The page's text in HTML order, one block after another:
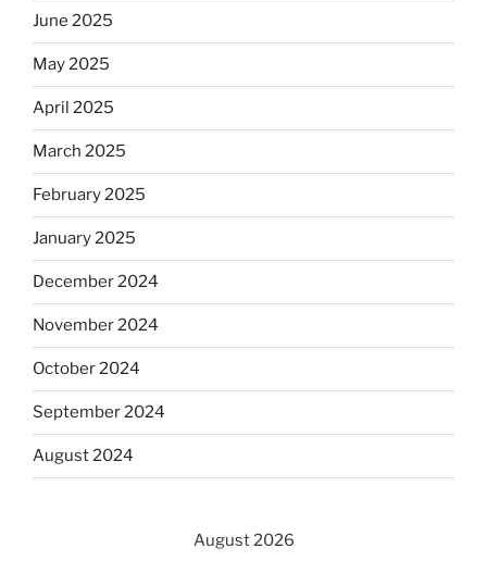
June 2025
May 2025
April 2025
March 2025
February 2025
January 2025
December 2024
November 2024
October 2024
September 2024
August 2024
August 2026